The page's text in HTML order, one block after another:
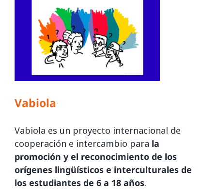
Vabiola
Vabiola es un proyecto internacional de
cooperación e intercambio para la
promoción y el reconocimiento de los
orígenes lingüísticos e interculturales de
los estudiantes de 6 a 18 años.